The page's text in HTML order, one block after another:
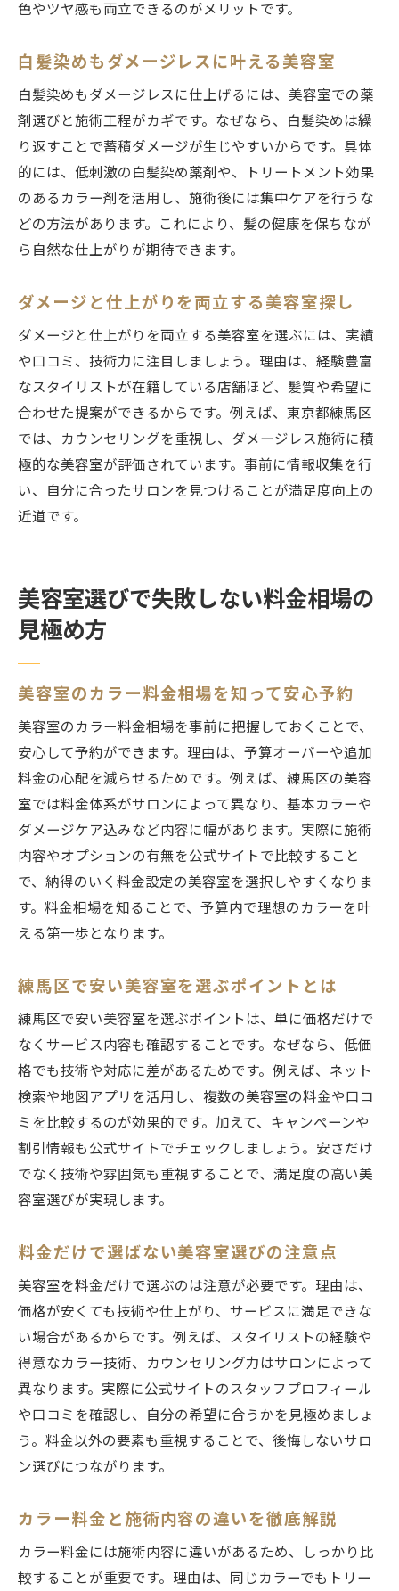
色やツヤ感も両立できるのがメリットです。
白髪染めもダメージレスに叶える美容室
白髪染めもダメージレスに仕上げるには、美容室での薬
剤選びと施術工程がカギです。なぜなら、白髪染めは繰
り返すことで蓄積ダメージが生じやすいからです。具体
的には、低刺激の白髪染め薬剤や、トリートメント効果
のあるカラー剤を活用し、施術後には集中ケアを行うな
どの方法があります。これにより、髪の健康を保ちなが
ら自然な仕上がりが期待できます。
ダメージと仕上がりを両立する美容室探し
ダメージと仕上がりを両立する美容室を選ぶには、実績
や口コミ、技術力に注目しましょう。理由は、経験豊富
なスタイリストが在籍している店舗ほど、髪質や希望に
合わせた提案ができるからです。例えば、東京都練馬区
では、カウンセリングを重視し、ダメージレス施術に積
極的な美容室が評価されています。事前に情報収集を行
い、自分に合ったサロンを見つけることが満足度向上の
近道です。
美容室選びで失敗しない料金相場の
見極め方
美容室のカラー料金相場を知って安心予約
美容室のカラー料金相場を事前に把握しておくことで、
安心して予約ができます。理由は、予算オーバーや追加
料金の心配を減らせるためです。例えば、練馬区の美容
室では料金体系がサロンによって異なり、基本カラーや
ダメージケア込みなど内容に幅があります。実際に施術
内容やオプションの有無を公式サイトで比較すること
で、納得のいく料金設定の美容室を選択しやすくなりま
す。料金相場を知ることで、予算内で理想のカラーを叶
える第一歩となります。
練馬区で安い美容室を選ぶポイントとは
練馬区で安い美容室を選ぶポイントは、単に価格だけで
なくサービス内容も確認することです。なぜなら、低価
格でも技術や対応に差があるためです。例えば、ネット
検索や地図アプリを活用し、複数の美容室の料金や口コ
ミを比較するのが効果的です。加えて、キャンペーンや
割引情報も公式サイトでチェックしましょう。安さだけ
でなく技術や雰囲気も重視することで、満足度の高い美
容室選びが実現します。
料金だけで選ばない美容室選びの注意点
美容室を料金だけで選ぶのは注意が必要です。理由は、
価格が安くても技術や仕上がり、サービスに満足できな
い場合があるからです。例えば、スタイリストの経験や
得意なカラー技術、カウンセリング力はサロンによって
異なります。実際に公式サイトのスタッフプロフィール
や口コミを確認し、自分の希望に合うかを見極めましょ
う。料金以外の要素も重視することで、後悔しないサロ
ン選びにつながります。
カラー料金と施術内容の違いを徹底解説
カラー料金には施術内容に違いがあるため、しっかり比
較することが重要です。理由は、同じカラーでもトリー